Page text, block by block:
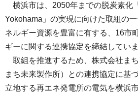
横浜市は、2050年までの脱炭素化
Yokohama」の実現に向けた取組の
ネルギー資源を豊富に有する、16市
ギーに関する連携協定を締結していま
取組を推進するため、株式会社まち
まち未来製作所）との連携協定に基
⽴地する再エネ発電所の電気を横浜